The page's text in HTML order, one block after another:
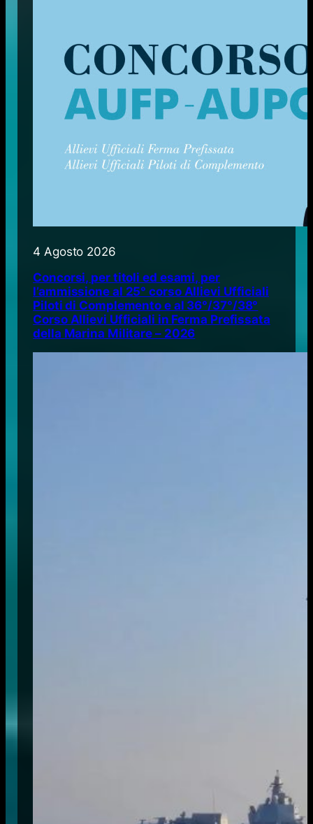
4 Agosto 2026
Concorsi, per titoli ed esami, per
l’ammissione al 25° corso Allievi Ufficiali
Piloti di Complemento e al 36°/37°/38°
Corso Allievi Ufficiali in Ferma Prefissata
della Marina Militare – 2026